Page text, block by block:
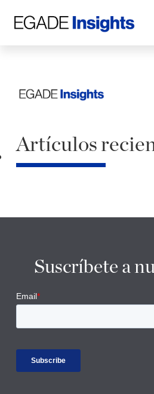
Artículos
Suscríbete a